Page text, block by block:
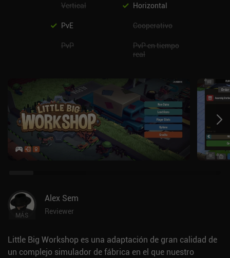
Vertical Horizontal
PvE Cooperativo
PvP
PvP en tiempo
real
MÁS
Alex Sem
Reviewer
Little Big Workshop es una adaptación de gran calidad de
un complejo simulador de fábrica en el que nuestro